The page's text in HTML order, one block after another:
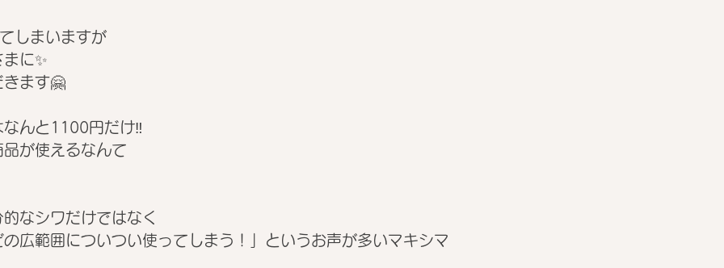
しまいますが
に✨
きます🤗
んと1100円だけ‼️
が使えるなんて
なシワだけではなく
広範囲についつい使ってしまう！」というお声が多いマキシマ